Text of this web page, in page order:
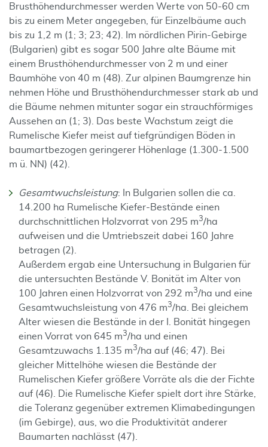
Brusthöhendurchmesser werden Werte von 50-60 cm
bis zu einem Meter angegeben, für Einzelbäume auch
bis zu 1,2 m (1; 3; 23; 42). Im nördlichen Pirin-Gebirge
(Bulgarien) gibt es sogar 500 Jahre alte Bäume mit
einem Brusthöhendurchmesser von 2 m und einer
Baumhöhe von 40 m (48). Zur alpinen Baumgrenze hin
nehmen Höhe und Brusthöhendurchmesser stark ab und
die Bäume nehmen mitunter sogar ein strauchförmiges
Aussehen an (1; 3). Das beste Wachstum zeigt die
Rumelische Kiefer meist auf tiefgründigen Böden in
baumartbezogen geringerer Höhenlage (1.300-1.500
m ü. NN) (42).
Gesamtwuchsleistung: In Bulgarien sollen die ca.
14.200 ha Rumelische Kiefer-Bestände einen
durchschnittlichen Holzvorrat von 295 m3/ha
aufweisen und die Umtriebszeit dabei 160 Jahre
betragen (2).
Außerdem ergab eine Untersuchung in Bulgarien für
die untersuchten Bestände V. Bonität im Alter von
100 Jahren einen Holzvorrat von 292 m3/ha und eine
Gesamtwuchsleistung von 476 m3/ha.
Bei gleichem
Alter wiesen die Bestände in der I. Bonität hingegen
einen Vorrat von 645 m3/ha und einen
Gesamtzuwachs 1.135 m3/ha auf (46; 47). Bei
gleicher Mittelhöhe wiesen die Bestände der
Rumelischen Kiefer größere Vorräte als die der Fichte
auf (46). Die Rumelische Kiefer spielt dort ihre Stärke,
die Toleranz gegenüber extremen Klimabedingungen
(im Gebirge), aus, wo die Produktivität anderer
Baumarten nachlässt (47).